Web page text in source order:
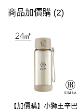
信用卡一次付款
Apple Pay
Google Pay
商品加價購 (2)
【加價購】小獅王辛巴